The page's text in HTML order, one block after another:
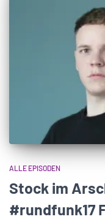
ALLE EPISODEN
Stock im
#rundfunk17